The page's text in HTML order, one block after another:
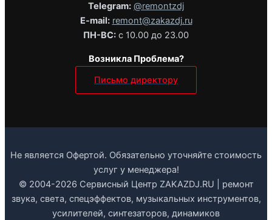
Telegram: @remontzdj‬
E-mail: remont@zakazdj.ru
ПН-ВС: с 10.00 до 23.00
Возникла Проблема?
Письмо директору
Не является Офертой. Обязательно уточняйте стоимость
услуг у менеджера!
© 2004-2026 Сервисный Центр ZAKAZDJ.RU | ремонт
звука, света, спецэффектов, музыкальных инструментов,
усилителей, синтезаторов, динамиков